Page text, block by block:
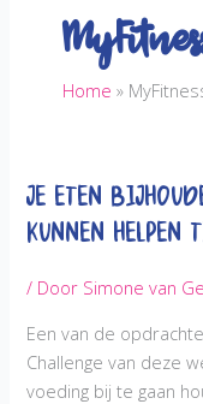
Home
Je eten
kunnen
/ Door Simone van
Een van de
Challenge van deze
voeding bij te gaan